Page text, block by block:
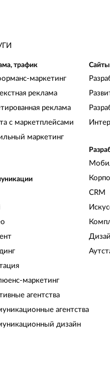
трафик
маркетинг
реклама
реклама
с маркетплейсами
маркетинг
маркетинг
агентства
агентства
дизайн
Сайты
CRM